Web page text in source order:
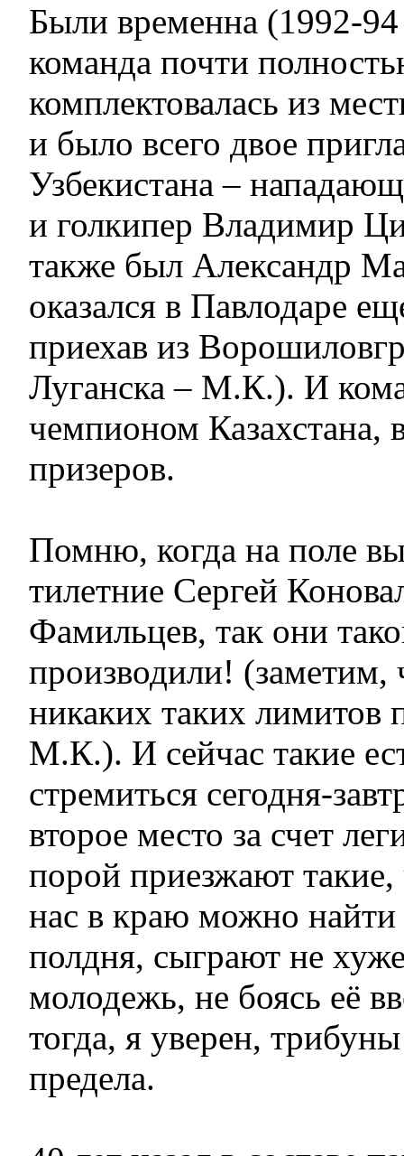
Были временна (1992-94
команда почти
комплектовалась из
и было всего двое
Узбекистана –
и голкипер Владимир
также был Александр
оказался в Павлодаре
приехав из
Луганска – М.К.). И
чемпионом Казахстана,
призеров.
Помню, когда на поле
тилетние Сергей
Фамильцев, так они
производили! (заметим,
никаких таких лимитов
М.К.). И сейчас такие
стремиться сегодня-
второе место за счет
порой приезжают такие,
нас в краю можно найти
полдня, сыграют не
молодежь, не боясь её
тогда, я уверен,
предела.